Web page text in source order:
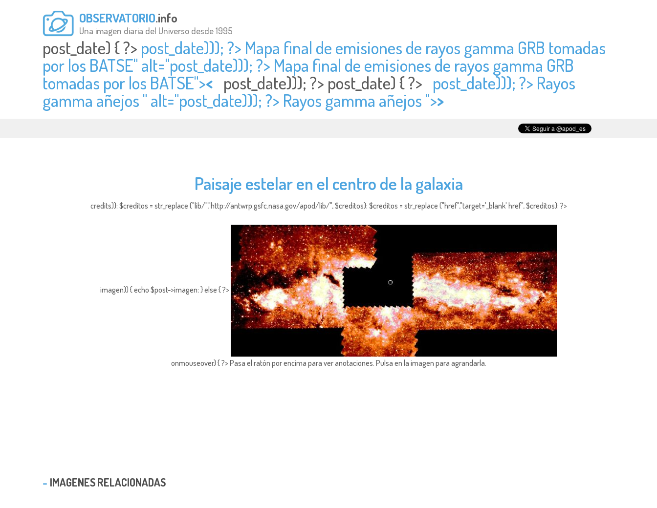
OBSERVATORIO.info
Una imagen diaria del Universo desde 1995
post_date) { ?> post_date))); ?> Mapa final de emisiones de rayos gamma GRB tomadas
por los BATSE" alt="post_date))); ?> Mapa final de emisiones de rayos gamma GRB
tomadas por los BATSE">< post_date))); ?> post_date) { ?> post_date))); ?> Rayos
gamma añejos " alt="post_date))); ?> Rayos gamma añejos ">>
Paisaje estelar en el centro de la galaxia
credits)); $creditos = str_replace ("lib/","http://antwrp.gsfc.nasa.gov/apod/lib/", $creditos); $creditos = str_replace ("href","target='_blank' href", $creditos); ?>
imagen)) { echo $post->imagen; } else { ?>
onmouseover) { ?> Pasa el ratón por encima para ver anotaciones. Pulsa en la imagen para agrandarla.
IMAGENES RELACIONADAS